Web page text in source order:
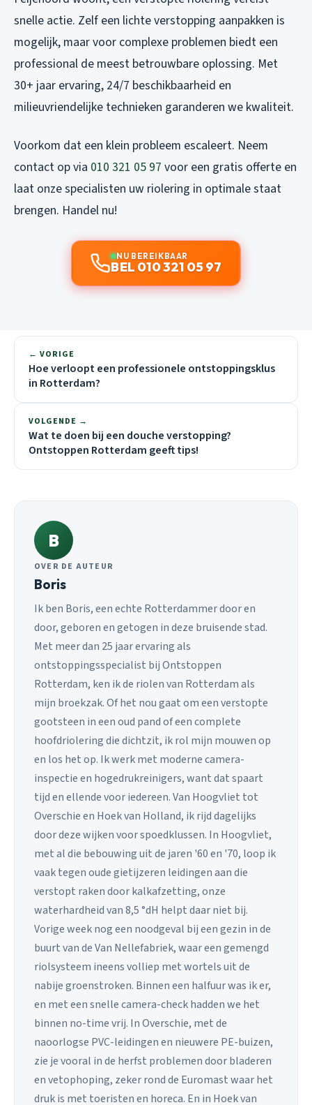
snelle actie. Zelf een lichte verstopping aanpakken is
mogelijk, maar voor complexe problemen biedt een
professional de meest betrouwbare oplossing. Met
30+ jaar ervaring, 24/7 beschikbaarheid en
milieuvriendelijke technieken garanderen we kwaliteit.
Voorkom dat een klein probleem escaleert. Neem
contact op via 010 321 05 97 voor een gratis offerte en
laat onze specialisten uw riolering in optimale staat
brengen. Handel nu!
NU BEREIKBAAR
BEL 010 321 05 97
← VORIGE
Hoe verloopt een professionele ontstoppingsklus
in Rotterdam?
VOLGENDE →
Wat te doen bij een douche verstopping?
Ontstoppen Rotterdam geeft tips!
B
OVER DE AUTEUR
Boris
Ik ben Boris, een echte Rotterdammer door en
door, geboren en getogen in deze bruisende stad.
Met meer dan 25 jaar ervaring als
ontstoppingsspecialist bij Ontstoppen
Rotterdam, ken ik de riolen van Rotterdam als
mijn broekzak. Of het nou gaat om een verstopte
gootsteen in een oud pand of een complete
hoofdriolering die dichtzit, ik rol mijn mouwen op
en los het op. Ik werk met moderne camera-
inspectie en hogedrukreinigers, want dat spaart
tijd en ellende voor iedereen. Van Hoogvliet tot
Overschie en Hoek van Holland, ik rijd dagelijks
door deze wijken voor spoedklussen. In Hoogvliet,
met al die bebouwing uit de jaren '60 en '70, loop ik
vaak tegen oude gietijzeren leidingen aan die
verstopt raken door kalkafzetting, onze
waterhardheid van 8,5 °dH helpt daar niet bij.
Vorige week nog een noodgeval bij een gezin in de
buurt van de Van Nellefabriek, waar een gemengd
riolsysteem ineens volliep met wortels uit de
nabije groenstroken. Binnen een halfuur was ik er,
en met een snelle camera-check hadden we het
binnen no-time vrij. In Overschie, met de
naoorlogse PVC-leidingen en nieuwere PE-buizen,
zie je vooral in de herfst problemen door bladeren
en vetophoping, zeker rond de Euromast waar het
druk is met toeristen en horeca. En in Hoek van